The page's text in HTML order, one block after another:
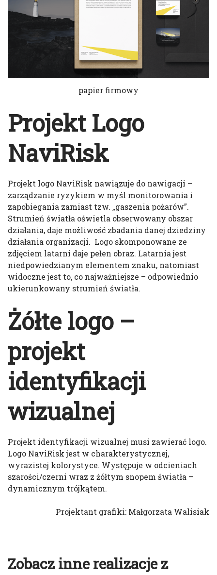
papier firmowy
Projekt Logo
NaviRisk
Projekt logo NaviRisk nawiązuje do nawigacji –
zarządzanie ryzykiem w myśl monitorowania i
zapobiegania zamiast tzw. „gaszenia pożarów”.
Strumień światła oświetla obserwowany obszar
działania, daje możliwość zbadania danej dziedziny
działania organizacji. Logo skomponowane ze
zdjęciem latarni daje pełen obraz. Latarnia jest
niedpowiedzianym elementem znaku, natomiast
widoczne jest to, co najważniejsze – odpowiednio
ukierunkowany strumień światła.
Żółte logo –
projekt
identyfikacji
wizualnej
Projekt identyfikacji wizualnej musi zawierać logo.
Logo NaviRisk jest w charakterystycznej,
wyrazistej kolorystyce. Występuje w odcieniach
szarości/czerni wraz z żółtym snopem światła –
dynamicznym trójkątem.
Projektant grafiki: Małgorzata Walisiak
Zobacz inne realizacje z